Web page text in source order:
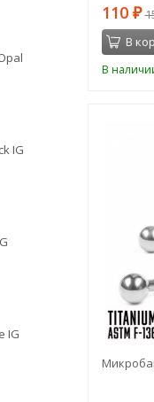
110 ₽
В
В
IG
IG